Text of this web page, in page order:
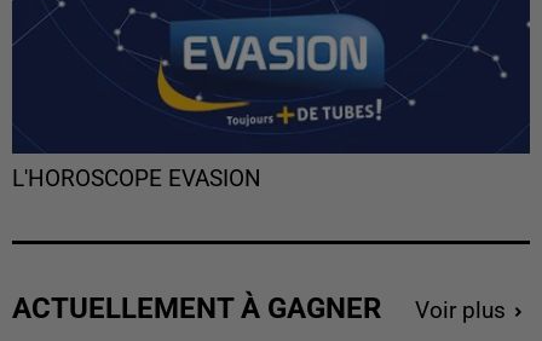
L'HOROSCOPE EVASION
ACTUELLEMENT À GAGNER Voir plus